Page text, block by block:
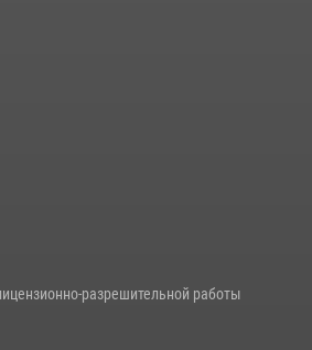
пресекли три попытки хищения в
разрешительной работы